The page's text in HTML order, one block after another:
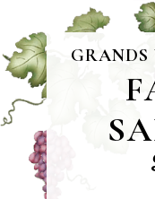
GRANDS